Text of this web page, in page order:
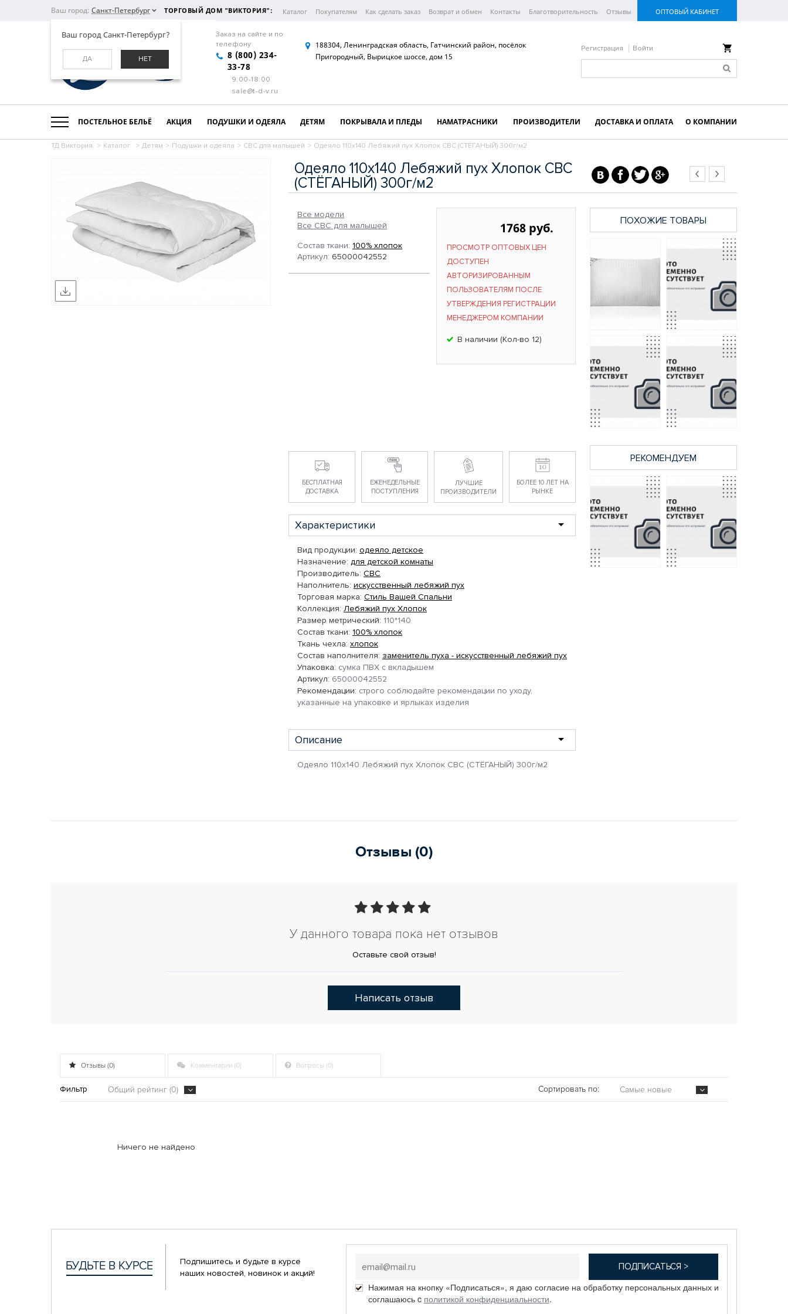
Ваш город: Санкт-Петербург
Ваш город Санкт-Петербург?
ДА НЕТ
ТОРГОВЫЙ ДОМ "ВИКТОРИЯ": Каталог Покупателям Как сделать заказ Возврат и обмен Контакты Благотворительность Отзывы ОПТОВЫЙ КАБИНЕТ
Заказ на сайте и по
телефону
8 (800) 234-
33-78
9:00-18:00
sale@t-d-v.ru
188304, Ленинградская область, Гатчинский район, посёлок
Пригородный, Вырицкое шоссе, дом 15
Регистрация Войти
ПОСТЕЛЬНОЕ БЕЛЬЁ АКЦИЯ ПОДУШКИ И ОДЕЯЛА ДЕТЯМ ПОКРЫВАЛА И ПЛЕДЫ НАМАТРАСНИКИ ПРОИЗВОДИТЕЛИ ДОСТАВКА И ОПЛАТА О КОМПАНИИ
ТД Виктория. > Каталог. > Детям > Подушки и одеяла > СВС для малышей > Одеяло 110х140 Лебяжий пух Хлопок СВС (СТЁГАНЫЙ) 300г/м2
Одеяло 110х140 Лебяжий пух Хлопок СВС
(СТЁГАНЫЙ) 300г/м2
Все модели
Все СВС для малышей
Состав ткани: 100% хлопок
Артикул: 65000042552
1768 руб.
ПРОСМОТР ОПТОВЫХ ЦЕН
ДОСТУПЕН
АВТОРИЗИРОВАННЫМ
ПОЛЬЗОВАТЕЛЯМ ПОСЛЕ
УТВЕРЖДЕНИЯ РЕГИСТРАЦИИ
МЕНЕДЖЕРОМ КОМПАНИИ
В наличии (Кол-во 12)
БЕСПЛАТНАЯ
ДОСТАВКА
ЕЖЕНЕДЕЛЬНЫЕ
ПОСТУПЛЕНИЯ
ЛУЧШИЕ
ПРОИЗВОДИТЕЛИ
БОЛЕЕ 10 ЛЕТ НА
РЫНКЕ
Характеристики
Вид продукции: одеяло детское
Назначение: для детской комнаты
Производитель: СВС
Наполнитель: искусственный лебяжий пух
Торговая марка: Стиль Вашей Спальни
Коллекция: Лебяжий пух Хлопок
Размер метрический: 110*140
Состав ткани: 100% хлопок
Ткань чехла: хлопок
Состав наполнителя: заменитель пуха - искусственный лебяжий пух
Упаковка: сумка ПВХ с вкладышем
Артикул: 65000042552
Рекомендации: строго соблюдайте рекомендации по уходу,
указанные на упаковке и ярлыках изделия
Описание
Одеяло 110х140 Лебяжий пух Хлопок СВС (СТЁГАНЫЙ) 300г/м2
ПОХОЖИЕ ТОВАРЫ
Лебяжий Пух
Хлопок подушка
СВС 40*60
634 руб.
Одеяло 110х140
Лебяжий пух Креп
1012 руб.
Одеяло 110х140
Лебяжий пух Тик
СВС (СТЁГАНЫЙ)
959 руб.
Лебяжий Пух тик
подушка СВС
535 руб.
РЕКОМЕНДУЕМ
Отзывы (0)
У данного товара пока нет отзывов
Оставьте свой отзыв!
Написать отзыв
Отзывы (0) Комментарии (0) Вопросы (0)
Фильтр Общий рейтинг (0) Сортировать по: Самые новые
Ничего не найдено
Подпишитесь и будьте в курсе
наших новостей, новинок и акций!
Нажимая на кнопку «Подписаться», я даю согласие на обработку персональных данных и
соглашаюсь c политикой конфиденциальности.